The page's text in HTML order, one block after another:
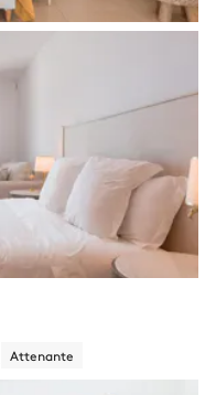
Attenante